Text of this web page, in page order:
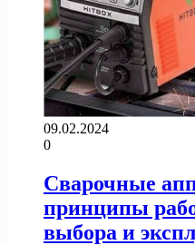
09.02.2024
0
Сварочные
принципы
выбора и